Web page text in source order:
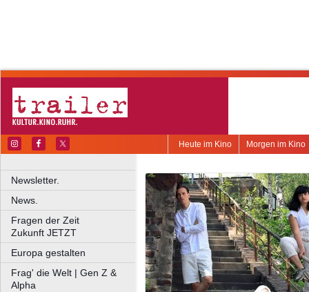
Morgen im Kino
Heute im Kino
Newsletter.
News.
Fragen der Zeit
Zukunft JETZT
Europa gestalten
Frag' die Welt | Gen Z &
Alpha